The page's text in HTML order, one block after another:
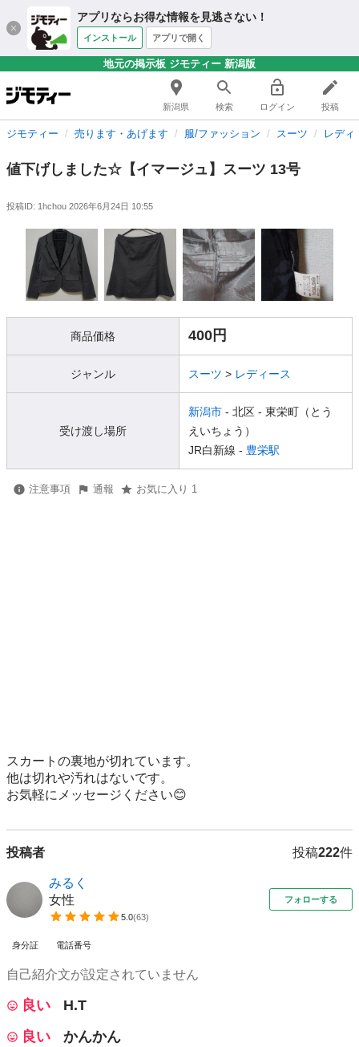
アプリならお得な情報を見逃さない！
インストール アプリで開く
地元の掲示板 ジモティー 新潟版
新潟県 検索 ログイン 投稿
ジモティー 売ります・あげます 服/ファッション スーツ レディ
値下げしました☆【イマージュ】スーツ 13号
投稿ID: 1hchou 2026年6月24日 10:55
商品価格 400円
ジャンル スーツ > レディース
受け渡し場所
新潟市 - 北区 - 東栄町（とう
えいちょう）
JR白新線 - 豊栄駅
注意事項 通報 お気に入り 1
スカートの裏地が切れています。
他は切れや汚れはないです。
お気軽にメッセージください😊
投稿者 投稿222件
みるく
女性
5.0(63)
フォローする
身分証 電話番号
自己紹介文が設定されていません
良い
H.T
良い
かんかん